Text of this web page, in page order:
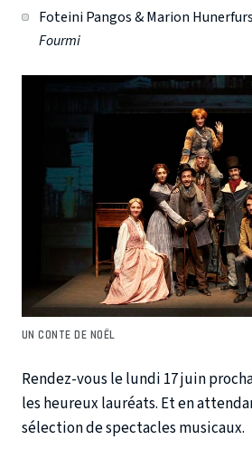
Foteini Pangos & Marion
Fourmi
UN CONTE DE NOËL
Rendez-vous le lundi 17 juin
les heureux lauréats. Et en
sélection de spectacles musicaux.